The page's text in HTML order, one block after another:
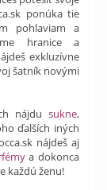
ponúka tie
pohlaviam a
hranice a
exkluzívne
šatník novými
nájdu sukne,
ďalších iných
nájdeš aj
a dokonca
každú ženu!